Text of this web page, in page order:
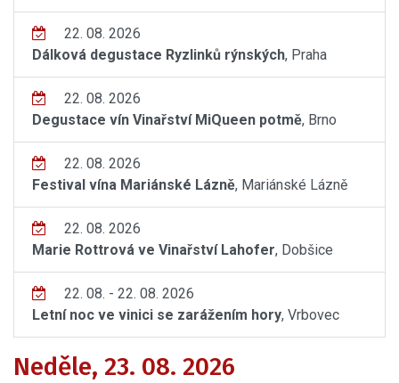
22. 08. 2026
Dálková degustace Ryzlinků rýnských, Praha
22. 08. 2026
Degustace vín Vinařství MiQueen potmě, Brno
22. 08. 2026
Festival vína Mariánské Lázně, Mariánské Lázně
22. 08. 2026
Marie Rottrová ve Vinařství Lahofer, Dobšice
22. 08. - 22. 08. 2026
Letní noc ve vinici se zarážením hory, Vrbovec
Neděle, 23. 08. 2026